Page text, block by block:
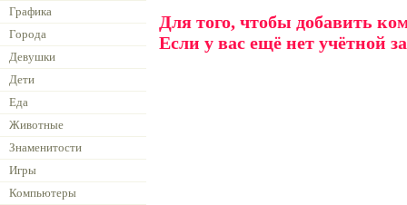
Графика
Города
Девушки
Дети
Еда
Животные
Знаменитости
Игры
Компьютеры
Для того, чтобы добавить
Если у вас ещё нет учётной